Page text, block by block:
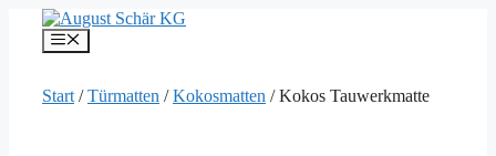
Inhalt
springen
Menü
Start /Türmatten /Kokosmatten / Kokos Tauwerkmatte